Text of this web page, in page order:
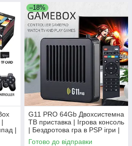
|
|
–18%
G11 PRO 64Gb Двохсистемна
ТВ приставка | Ігрова консоль
| Бездротова гра в PSP ігри |
4000+ ігор
Готово до відправки